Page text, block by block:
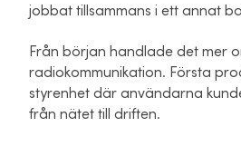
jobbat tillsammans i ett annat
Från början handlade det mer
radiokommunikation. Första
styrenhet där användarna
från nätet till driften.